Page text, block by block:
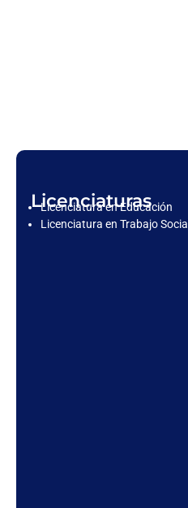
Licenciaturas
Licenciatura en Educación
Licenciatura en Trabajo Social